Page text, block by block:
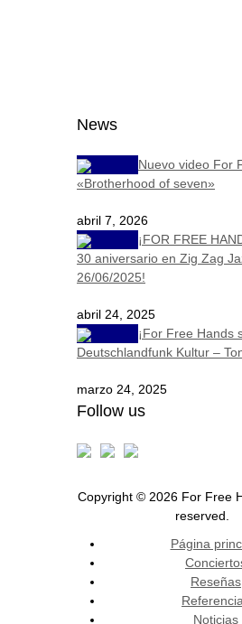
News
Nuevo video For
«Brotherhood of seven»
abril 7, 2026
¡FOR FREE
30 aniversario en Zig Zag
26/06/2025!
abril 24, 2025
¡For Free Hands
Deutschlandfunk Kultur –
marzo 24, 2025
Follow us
Copyright © 2026 For Free
reserved.
Página
Reseñas
Noticias